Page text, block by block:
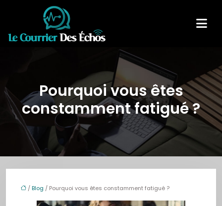
Pourquoi vous êtes
constamment fatigué ?
/ Blog / Pourquoi vous êtes constamment fatigué ?